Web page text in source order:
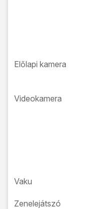
Előlapi kamera
Videokamera
Vaku
Zenelejátszó